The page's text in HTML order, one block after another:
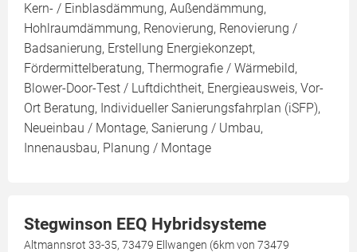
Kern- / Einblasdämmung, Außendämmung,
Hohlraumdämmung, Renovierung, Renovierung /
Badsanierung, Erstellung Energiekonzept,
Fördermittelberatung, Thermografie / Wärmebild,
Blower-Door-Test / Luftdichtheit, Energieausweis, Vor-
Ort Beratung, Individueller Sanierungsfahrplan (iSFP),
Neueinbau / Montage, Sanierung / Umbau,
Innenausbau, Planung / Montage
Stegwinson EEQ Hybridsysteme
Altmannsrot 33-35, 73479 Ellwangen (6km von 73479